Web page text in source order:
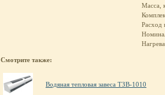
Масса,
Расход
Смотрите также:
Водяная тепловая завеса ТЗВ-1010